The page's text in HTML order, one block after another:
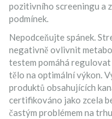
pozitivního screeningu a
podmínek.
Nepodceňujte spánek.
negativně ovlivnit
testem pomáhá
tělo na optimální výkon.
produktů obsahujících
certifikováno jako zcela
častým problémem na